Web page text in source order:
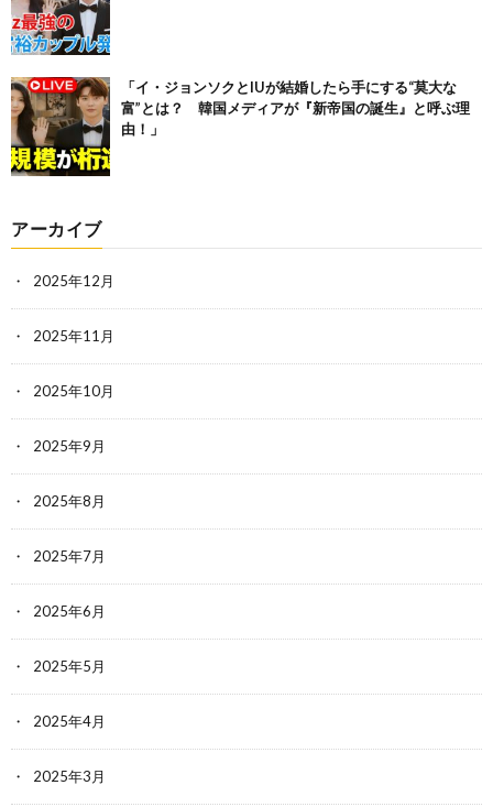
「イ・ジョンソクとIUが結婚したら手にする“莫大な
富”とは？ 韓国メディアが『新帝国の誕生』と呼ぶ理
由！」
アーカイブ
2025年12月
2025年11月
2025年10月
2025年9月
2025年8月
2025年7月
2025年6月
2025年5月
2025年4月
2025年3月